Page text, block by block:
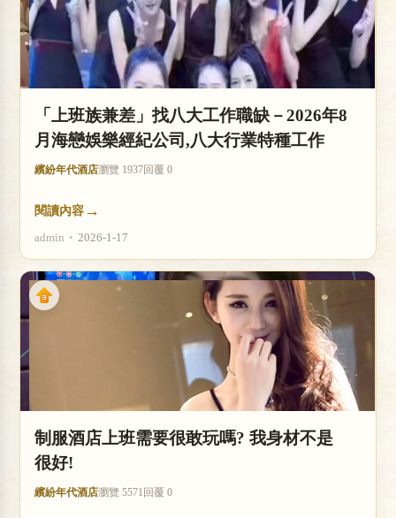
「上班族兼差」找八大工作職缺－2026年8
月海戀娛樂經紀公司,八大行業特種工作
繽紛年代酒店瀏覽 1937回覆 0
閱讀內容 →
admin • 2026-1-17
制服酒店上班需要很敢玩嗎? 我身材不是
很好!
繽紛年代酒店瀏覽 5571 回覆 0